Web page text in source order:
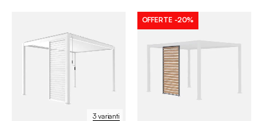
3 varianti
OFFERTE -20%